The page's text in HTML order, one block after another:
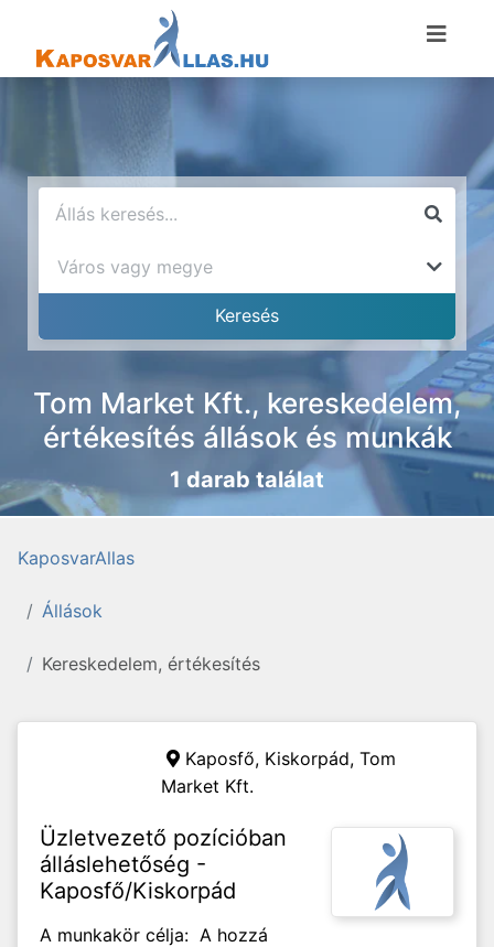
Tom Market Kft., kereskedelem,
értékesítés állások és munkák
1 darab találat
KaposvarAllas
Állások
Kereskedelem, értékesítés
Kaposfő, Kiskorpád, Tom
Market Kft.
Üzletvezető pozícióban
álláslehetőség -
Kaposfő/Kiskorpád
A munkakör célja: A hozzá